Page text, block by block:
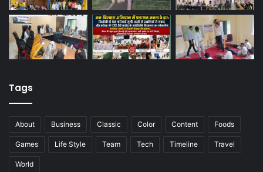
Tags
About Business Classic Color Content Foods
Games Life Style Team Tech Timeline Travel
World